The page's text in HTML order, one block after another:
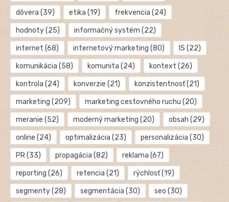
dôvera (39) etika (19) frekvencia (24)
hodnoty(25) informačný systém (22)
internet (68) internetový marketing (80) IS (22)
komunikácia (58) komunita (24) kontext (26)
kontrola (24) konverzie (21) konzistentnosť(21)
marketing (209) marketing cestovného ruchu (20)
meranie (52) moderný marketing (20) obsah (29)
online (24) optimalizácia (23) personalizácia (30)
PR(33) propagácia (82) reklama (67)
reporting (26) retencia (21) rýchlosť(19)
segmenty(28) segmentácia (30) seo (30)